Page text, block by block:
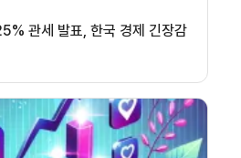
관세 발표, 한국 경제 긴장감